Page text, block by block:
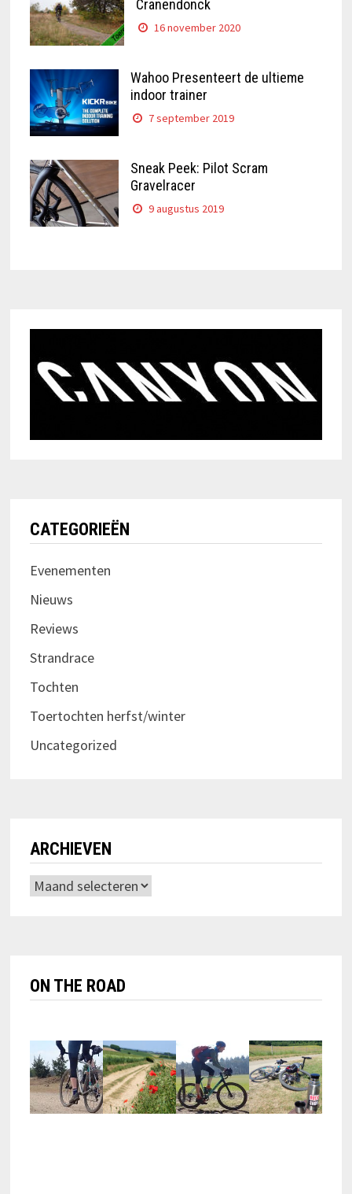
Cranendonck
16 november 2020
Wahoo Presenteert de ultieme
indoor trainer
7 september 2019
Sneak Peek: Pilot Scram
Gravelracer
9 augustus 2019
CATEGORIEËN
Evenementen
Nieuws
Reviews
Strandrace
Tochten
Toertochten herfst/winter
Uncategorized
ARCHIEVEN
Archieven
ON THE ROAD